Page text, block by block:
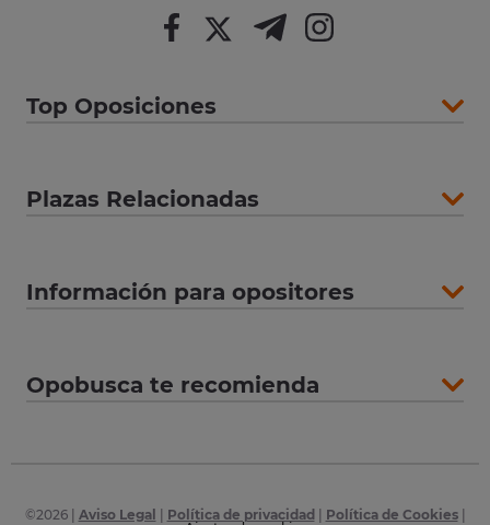
Top Oposiciones
Plazas Relacionadas
Información para opositores
Opobusca te recomienda
©2026| Aviso Legal Política de privacidad Política de Cookies|